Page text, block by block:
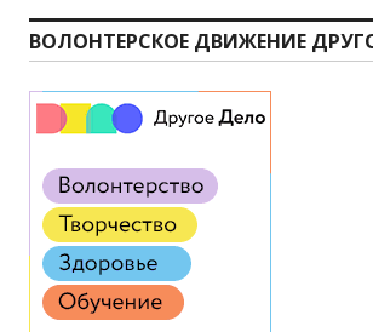
ВОЛОНТЕРСКОЕ ДВИЖЕНИЕ